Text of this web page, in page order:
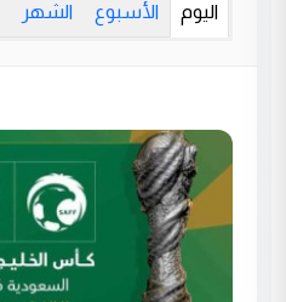
اليوم الأسبوع الشهر